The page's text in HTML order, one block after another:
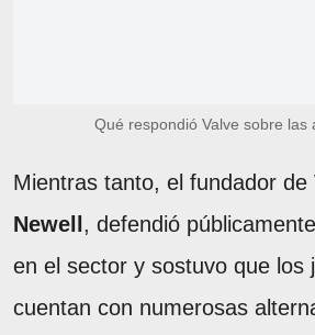
Qué respondió Valve sobre las
Mientras tanto, el fundador de
Newell, defendió
en el sector y sostuvo que los
cuentan con numerosas